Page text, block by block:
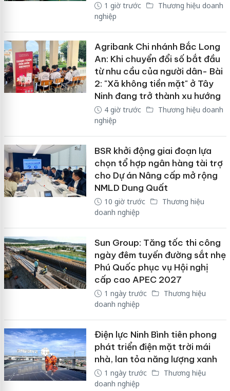
1 giờ trước
Thương hiệu doanh
nghiệp
Agribank Chi nhánh Bắc Long
An: Khi chuyển đổi số bắt đầu
từ nhu cầu của người dân- Bài
2: "Xã không tiền mặt" ở Tây
Ninh đang trở thành xu hướng
4 giờ trước
Thương hiệu doanh
nghiệp
BSR khởi động giai đoạn lựa
chọn tổ hợp ngân hàng tài trợ
cho Dự án Nâng cấp mở rộng
NMLD Dung Quất
10 giờ trước
Thương hiệu
doanh nghiệp
Sun Group: Tăng tốc thi công
ngày đêm tuyến đường sắt nhẹ
Phú Quốc phục vụ Hội nghị
cấp cao APEC 2027
1 ngày trước
Thương hiệu
doanh nghiệp
Điện lực Ninh Bình tiên phong
phát triển điện mặt trời mái
nhà, lan tỏa năng lượng xanh
1 ngày trước
Thương hiệu
doanh nghiệp